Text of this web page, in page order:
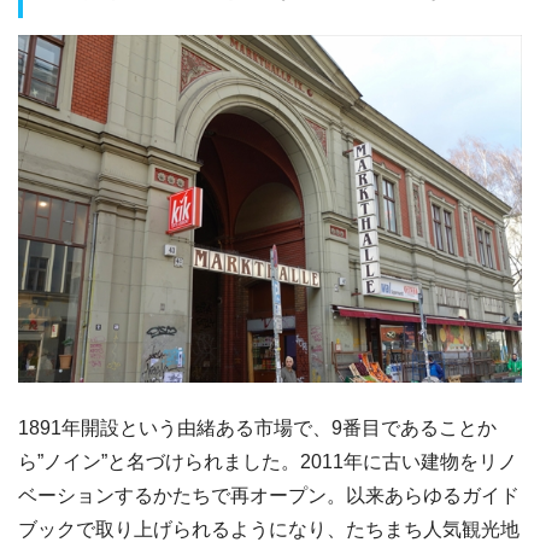
1891年開設という由緒ある市場で、9番目であることか
ら”ノイン”と名づけられました。2011年に古い建物をリノ
ベーションするかたちで再オープン。以来あらゆるガイド
ブックで取り上げられるようになり、たちまち人気観光地